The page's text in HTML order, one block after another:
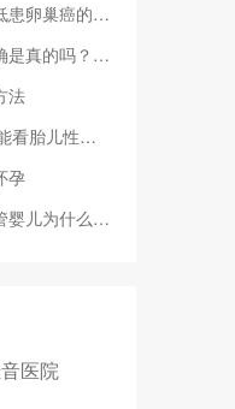
巢癌的风险？
方法才能看男女？
法
看胎儿性别方法吗？
孕
婴儿也会宫外孕？原因很常见
医院